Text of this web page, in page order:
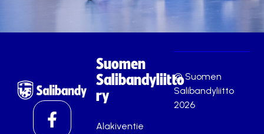
Suomen
Salibandyliitto
ry
Alakiventie
© Suomen
Salibandyliitto
2026